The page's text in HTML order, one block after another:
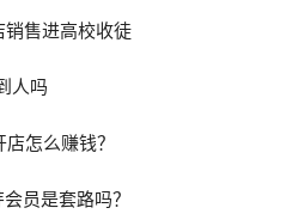
销售进高校收徒
人吗
怎么赚钱？
员是套路吗？